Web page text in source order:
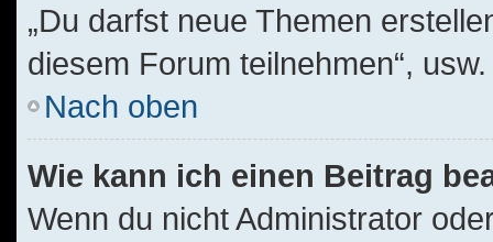
„Du darfst neue Themen
diesem Forum teilnehmen“, usw.
Nach oben
Wie kann ich einen Beitrag
Wenn du nicht Administrator